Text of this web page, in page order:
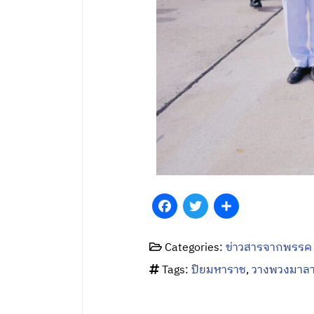
Facebook
TwitterShare
Categories:ข่าวสารจากพรรค
Tags:ปิยมหาราช,วางพวงมาล